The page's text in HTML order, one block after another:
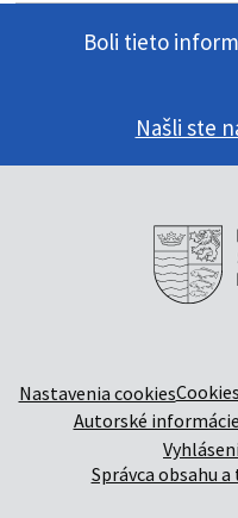
Boli tieto
Našli ste
Nastavenia cookies
Autorské informácie
Správca obsahu